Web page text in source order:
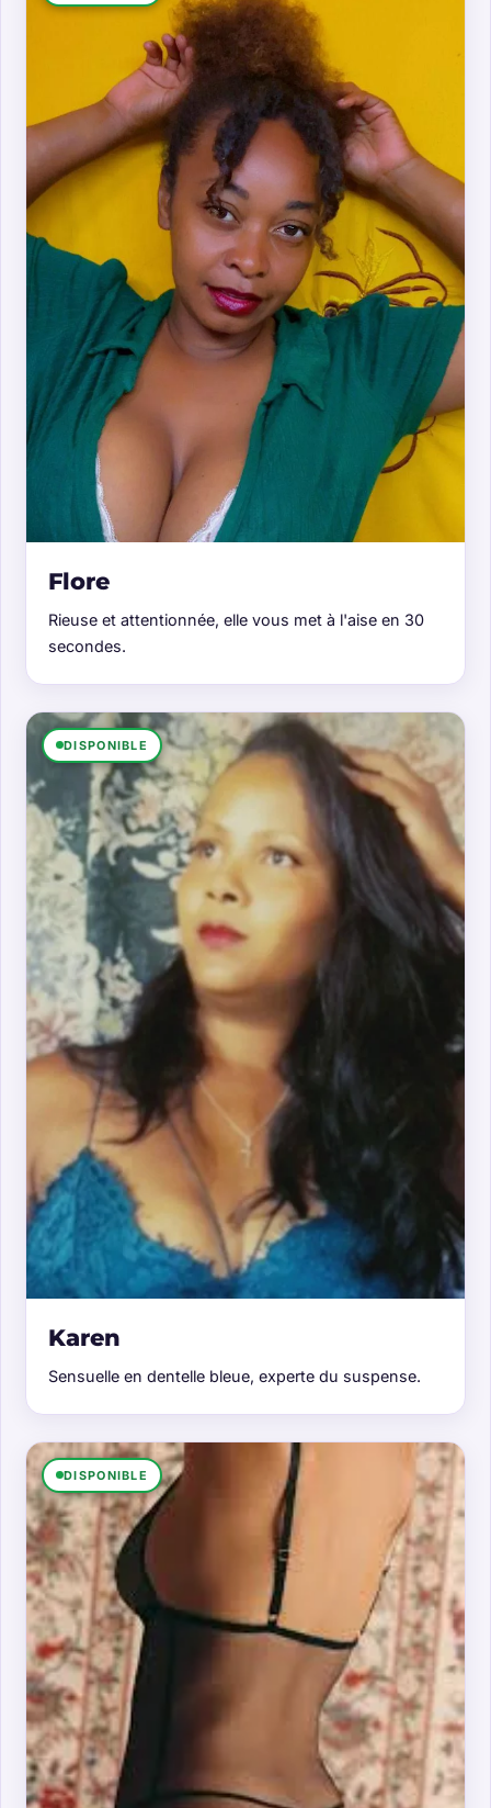
Flore
Rieuse et attentionnée, elle vous met à l'aise en 30
secondes.
DISPONIBLE
Karen
Sensuelle en dentelle bleue, experte du suspense.
DISPONIBLE